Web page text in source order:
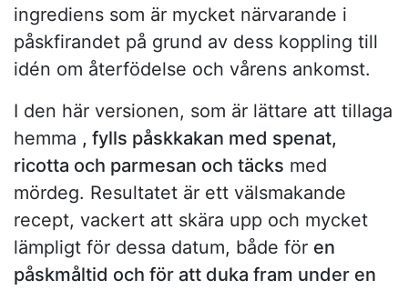
ingrediens som är mycket närvarande i
påskfirandet på grund av dess koppling till
idén om återfödelse och vårens ankomst.
I den här versionen, som är lättare att tillaga
hemma , fylls påskkakan med spenat,
ricotta och parmesan och täcks med
mördeg. Resultatet är ett välsmakande
recept, vackert att skära upp och mycket
lämpligt för dessa datum, både för en
påskmåltid och för att duka fram under en